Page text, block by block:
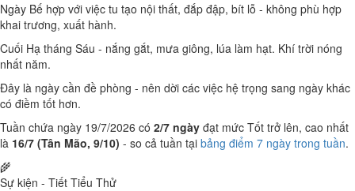
Ngày Bế hợp với việc tu tạo nội thất, đắp đập, bít lỗ - không phù hợp
khai trương, xuất hành.
Cuối Hạ tháng Sáu - nắng gắt, mưa giông, lúa làm hạt. Khí trời nóng
nhất năm.
Đây là ngày cần đề phòng - nên dời các việc hệ trọng sang ngày khác
có điềm tốt hơn.
Tuần chứa ngày 19/7/2026 có 2/7 ngày đạt mức Tốt trở lên, cao nhất
là 16/7 (Tân Mão, 9/10) - so cả tuần tại bảng điểm 7 ngày trong tuần.
🌾
Sự kiện - Tiết Tiểu Thử